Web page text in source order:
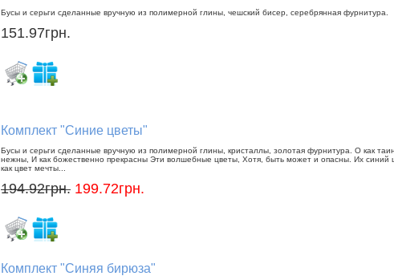
Бусы и серьги сделанные вручную из полимерной глины, чешский бисер, серебрянная фурнитура.
151.97грн.
Комплект "Синие цветы"
Бусы и серьги сделанные вручную из полимерной глины, кристаллы, золотая фурнитура. О как
нежны, И как божественно прекрасны Эти волшебные цветы, Хотя, быть может и опасны. Их синий
как цвет мечты...
194.92грн. 199.72грн.
Комплект "Синяя бирюза"